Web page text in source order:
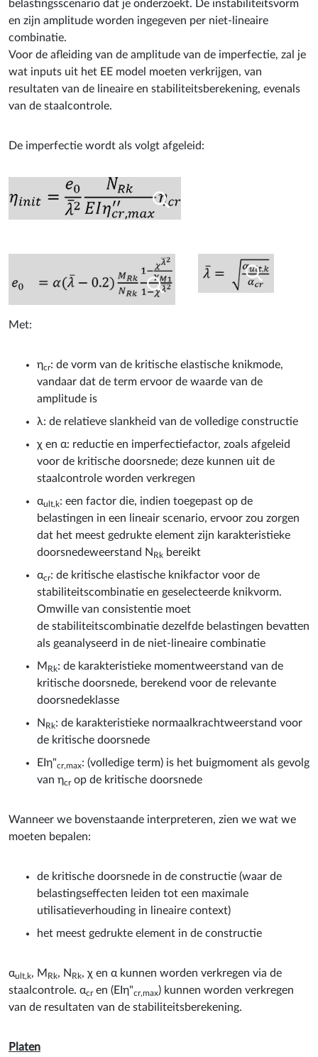
en zijn amplitude worden ingegeven per niet-lineaire
combinatie.
Voor de afleiding van de amplitude van de imperfectie, zal je
wat inputs uit het EE model moeten verkrijgen, van
resultaten van de lineaire en stabiliteitsberekening, evenals
van de staalcontrole.
De imperfectie wordt als volgt afgeleid:
Met:
: de vorm van de kritische elastische knikmode,
vandaar dat de term ervoor de waarde van de
amplitude is
λ: de relatieve slankheid van de volledige constructie
χ en α: reductie en imperfectiefactor, zoals afgeleid
voor de kritische doorsnede; deze kunnen uit de
staalcontrole worden verkregen
: een factor die, indien toegepast op de
belastingen in een lineair scenario, ervoor zou zorgen
dat het meest gedrukte element zijn karakteristieke
doorsnedeweerstand N
bereikt
: de kritische elastische knikfactor voor de
stabiliteitscombinatie en geselecteerde knikvorm.
Omwille van consistentie moet
de stabiliteitscombinatie dezelfde belastingen bevatten
als geanalyseerd in de niet-lineaire combinatie
M
: de karakteristieke momentweerstand van de
kritische doorsnede, berekend voor de relevante
doorsnedeklasse
N
: de karakteristieke normaalkrachtweerstand voor
de kritische doorsnede
EIη"
: (volledige term) is het buigmoment als gevolg
op de kritische doorsnede
Wanneer we bovenstaande interpreteren, zien we wat we
moeten bepalen:
de kritische doorsnede in de constructie (waar de
belastingseffecten leiden tot een maximale
utilisatieverhouding in lineaire context)
het meest gedrukte element in de constructie
, M , N
, χ en α kunnen worden verkregen via de
staalcontrole. α
en (EIη"
) kunnen worden verkregen
van de resultaten van de stabiliteitsberekening.
Platen